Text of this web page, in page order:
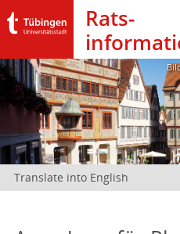
Rats­
Translate into English